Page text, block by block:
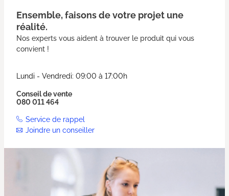
Ensemble, faisons de votre projet une
réalité.
Nos experts vous aident à trouver le produit qui vous
convient !
Lundi - Vendredi: 09:00 à 17:00h
Conseil de vente
080 011 464
Service de rappel
Joindre un conseiller